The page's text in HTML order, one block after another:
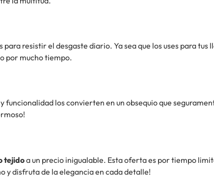
resistir el desgaste diario. Ya sea que los uses para tus
por mucho tiempo.
funcionalidad los convierten en un obsequio que
tejidoa un precio inigualable. Esta oferta es por tiempo
y disfruta de la elegancia en cada detalle!